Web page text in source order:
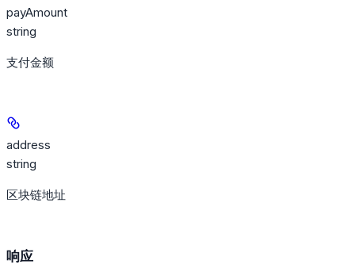
payAmount
string
支付金额
address
string
区块链地址
响应